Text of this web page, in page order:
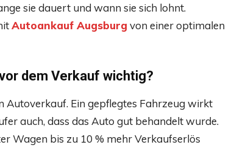
sie dauert und wann sie sich lohnt.
Autoankauf Augsburg von einer optimalen
dem Verkauf wichtig?
Autoverkauf. Ein gepflegtes Fahrzeug wirkt
auch, dass das Auto gut behandelt wurde.
Wagen bis zu 10 % mehr Verkaufserlös